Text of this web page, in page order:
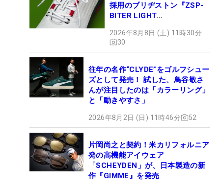
採用のブリヂストン『ZSP-
BITER LIGHT
ュー
2026年8月8日 (土) 11時30分
30
往年の名作“CLYDE”をゴルフシュー
ズとして発売！ 試した、鳥谷敬さ
んが注目したのは「カラーリング」
と「動きやすさ」
2026年8月2日 (日) 11時46分 52
片岡尚之と契約！米カリフォルニア
発の高機能アイウェア
「SCHEYDEN」が、日本製造の新
作『GIMME』を発売